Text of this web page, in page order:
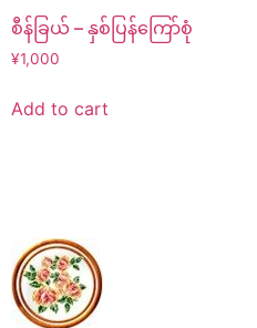
စီန်ခြယ် – နှစ်ပြန်ကြော်စုံ
¥1,000
Add to cart